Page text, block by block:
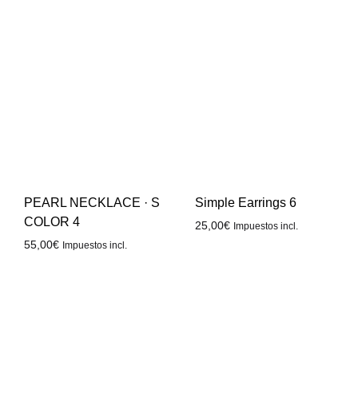
PEARL NECKLACE · S
COLOR 4
55,00€ Impuestos incl.
Simple Earrings 6
25,00€ Impuestos incl.